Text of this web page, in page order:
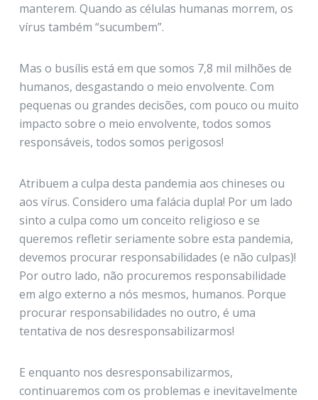
manterem. Quando as células humanas morrem, os
vírus também “sucumbem”.
Mas o busílis está em que somos 7,8 mil milhões de
humanos, desgastando o meio envolvente. Com
pequenas ou grandes decisões, com pouco ou muito
impacto sobre o meio envolvente, todos somos
responsáveis, todos somos perigosos!
Atribuem a culpa desta pandemia aos chineses ou
aos vírus. Considero uma falácia dupla! Por um lado
sinto a culpa como um conceito religioso e se
queremos refletir seriamente sobre esta pandemia,
devemos procurar responsabilidades (e não culpas)!
Por outro lado, não procuremos responsabilidade
em algo externo a nós mesmos, humanos. Porque
procurar responsabilidades no outro, é uma
tentativa de nos desresponsabilizarmos!
E enquanto nos desresponsabilizarmos,
continuaremos com os problemas e inevitavelmente